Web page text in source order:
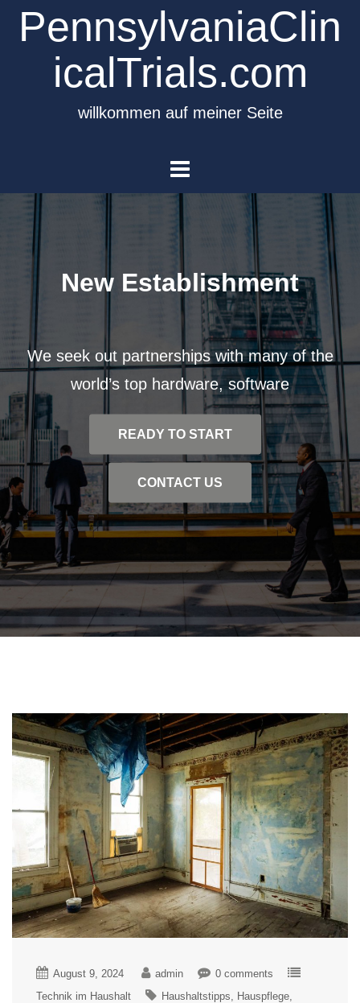
PennsylvaniaClin
icalTrials.com
willkommen auf meiner Seite
New Establishment
We seek out partnerships with many of the
world’s top hardware, software
READY TO START
CONTACT US
August 9, 2024 admin
0 comments
Technik im Haushalt
Haushaltstipps
Hauspflege